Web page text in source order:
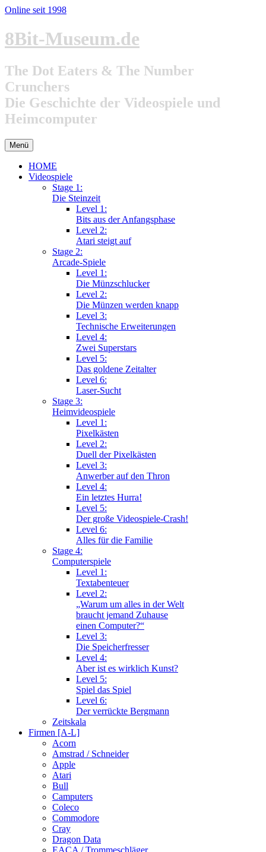
Online seit 1998
Zum
Inhalt
8Bit-Museum.de
The Dot Eaters & The Number
Crunchers
Die Geschichte der Videospiele und
Heimcomputer
Menü
HOME
Videospiele
Stage 1:
Die Steinzeit
Level 1:
Bits aus der Anfangsphase
Level 2:
Atari steigt auf
Stage 2:
Arcade-Spiele
Level 1:
Die Münzschlucker
Level 2:
Die Münzen werden knapp
Level 3:
Technische Erweiterungen
Level 4:
Zwei Superstars
Level 5:
Das goldene Zeitalter
Level 6:
Laser-Sucht
Stage 3:
Heimvideospiele
Level 1:
Pixelkästen
Level 2:
Duell der Pixelkästen
Level 3:
Anwerber auf den Thron
Level 4:
Ein letztes Hurra!
Level 5:
Der große Videospiele-Crash!
Level 6:
Alles für die Familie
Stage 4:
Computerspiele
Level 1:
Textabenteuer
Level 2:
„Warum um alles in der Welt
braucht jemand Zuhause
einen Computer?“
Level 3:
Die Speicherfresser
Level 4:
Aber ist es wirklich Kunst?
Level 5:
Spiel das Spiel
Level 6:
Der verrückte Bergmann
Zeitskala
Firmen [A-L]
Acorn
Amstrad / Schneider
Apple
Atari
Bull
Camputers
Coleco
Commodore
Cray
Dragon Data
EACA / Trommeschläger